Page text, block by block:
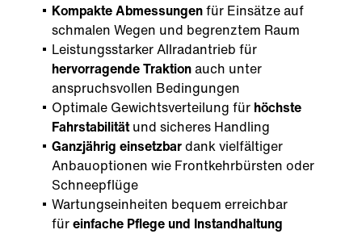
Kompakte Abmessungenfür Einsätze auf
schmalen Wegen und begrenztem Raum
Leistungsstarker Allradantrieb für
hervorragende Traktionauch unter
anspruchsvollen Bedingungen
Optimale Gewichtsverteilung für höchste
Fahrstabilitätund sicheres Handling
Ganzjährig einsetzbardank vielfältiger
Anbauoptionen wie Frontkehrbürsten oder
Schneepflüge
Wartungseinheiten bequem erreichbar
füreinfache Pflege und Instandhaltung